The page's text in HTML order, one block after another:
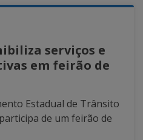
serviços e
em feirão de
Estadual de Trânsito
de um feirão de